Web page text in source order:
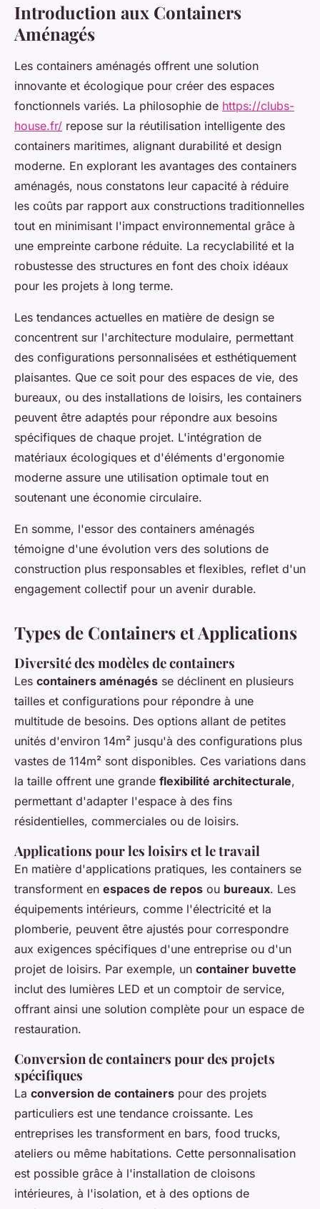
Introduction aux Containers
Aménagés
Les containers aménagés offrent une solution
innovante et écologique pour créer des espaces
fonctionnels variés. La philosophie de https://clubs-
house.fr/ repose sur la réutilisation intelligente des
containers maritimes, alignant durabilité et design
moderne. En explorant les avantages des containers
aménagés, nous constatons leur capacité à réduire
les coûts par rapport aux constructions traditionnelles
tout en minimisant l'impact environnemental grâce à
une empreinte carbone réduite. La recyclabilité et la
robustesse des structures en font des choix idéaux
pour les projets à long terme.
Les tendances actuelles en matière de design se
concentrent sur l'architecture modulaire, permettant
des configurations personnalisées et esthétiquement
plaisantes. Que ce soit pour des espaces de vie, des
bureaux, ou des installations de loisirs, les containers
peuvent être adaptés pour répondre aux besoins
spécifiques de chaque projet. L'intégration de
matériaux écologiques et d'éléments d'ergonomie
moderne assure une utilisation optimale tout en
soutenant une économie circulaire.
En somme, l'essor des containers aménagés
témoigne d'une évolution vers des solutions de
construction plus responsables et flexibles, reflet d'un
engagement collectif pour un avenir durable.
Types de Containers et Applications
Diversité des modèles de containers
Les containers aménagés se déclinent en plusieurs
tailles et configurations pour répondre à une
multitude de besoins. Des options allant de petites
unités d'environ 14m² jusqu'à des configurations plus
vastes de 114m² sont disponibles. Ces variations dans
la taille offrent une grande flexibilité architecturale,
permettant d'adapter l'espace à des fins
résidentielles, commerciales ou de loisirs.
Applications pour les loisirs et le travail
En matière d'applications pratiques, les containers se
transforment en espaces de repos ou bureaux. Les
équipements intérieurs, comme l'électricité et la
plomberie, peuvent être ajustés pour correspondre
aux exigences spécifiques d'une entreprise ou d'un
projet de loisirs. Par exemple, un container buvette
inclut des lumières LED et un comptoir de service,
offrant ainsi une solution complète pour un espace de
restauration.
Conversion de containers pour des projets
spécifiques
La conversion de containers pour des projets
particuliers est une tendance croissante. Les
entreprises les transforment en bars, food trucks,
ateliers ou même habitations. Cette personnalisation
est possible grâce à l'installation de cloisons
intérieures, à l'isolation, et à des options de